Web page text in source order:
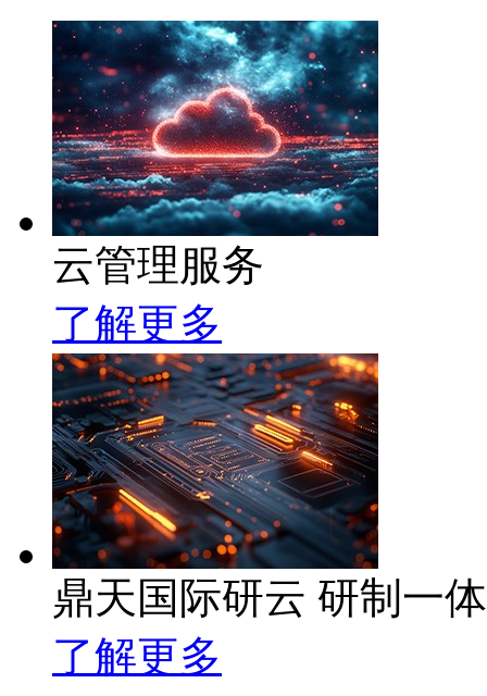
云管理服务
了解更多
鼎天国际研云 研制一
了解更多